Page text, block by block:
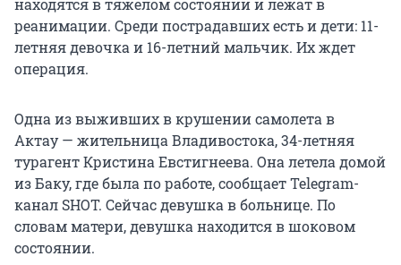
находятся в тяжелом состоянии и лежат в
реанимации. Среди пострадавших есть и дети: 11-
летняя девочка и 16-летний мальчик. Их ждет
операция.
Одна из выживших в крушении самолета в
Актау — жительница Владивостока, 34-летняя
турагент Кристина Евстигнеева. Она летела домой
из Баку, где была по работе, сообщает Telegram-
канал SHOT. Сейчас девушка в больнице. По
словам матери, девушка находится в шоковом
состоянии.